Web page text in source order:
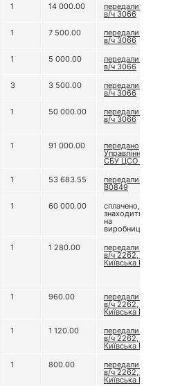
1 14 000.00 передали до
в/ч 3066
1 7 500.00 передали до
в/ч 3066
1 5 000.00 передали до
в/ч 3066
3 3 500.00 передали до
в/ч 3066
1 50 000.00 передали до
в/ч 3066
1 91 000.00 передано
Управлінню
СБУ ЦСО "А"
1 53 683.55 передали В/Ч
В0849
1 60 000.00 сплачено,
знаходиться
на
виробництві
1 1 280.00 передали до
в/ч 2262, бат.
Київська Русь
1 960.00 передали до
в/ч 2262, бат.
Київська Русь
1 1 120.00 передали до
в/ч 2262, бат.
Київська Русь
1 800.00 передали до
в/ч 2262, бат.
Київська Русь